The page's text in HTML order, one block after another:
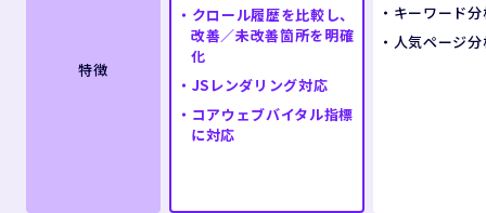
特徴
クロール履歴を比較し、
改善／未改善箇所を明確
化
JSレンダリング対応
コアウェブバイタル指標
に対応
キーワード
人気ページ